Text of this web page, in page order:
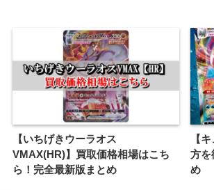
【いちげきウーラオス
VMAX(HR)】買取価格相場はこち
ら！完全最新版まとめ
【
方を
め